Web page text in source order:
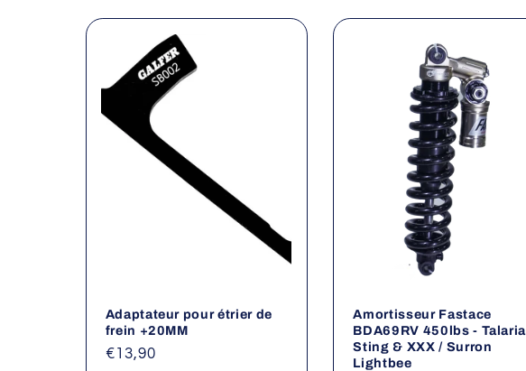
l
e
c
nAdaptateur pour étrier de
frein +20MM
Prix
€13,90
Amortisseur Fastace
BDA69RV 450lbs - Talaria
Sting & XXX / Surron
Lightbee